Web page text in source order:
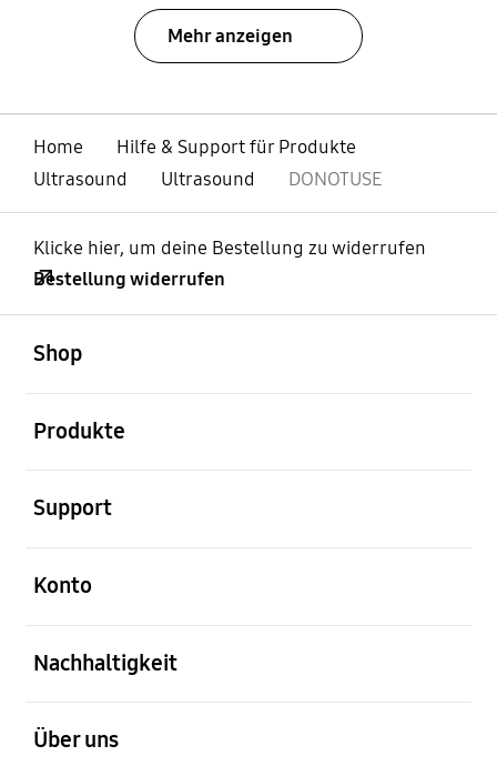
Mehr anzeigen
Home
Hilfe & Support für Produkte
Ultrasound
Ultrasound DONOTUSE
Klicke hier, um deine Bestellung zu widerrufen
Bestellung widerrufen
Shop
Produkte
Support
Konto
Nachhaltigkeit
Über uns